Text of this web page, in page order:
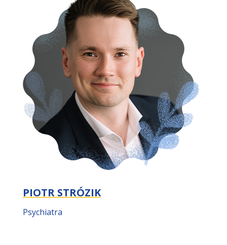
PIOTR STRÓZIK
Psychiatra